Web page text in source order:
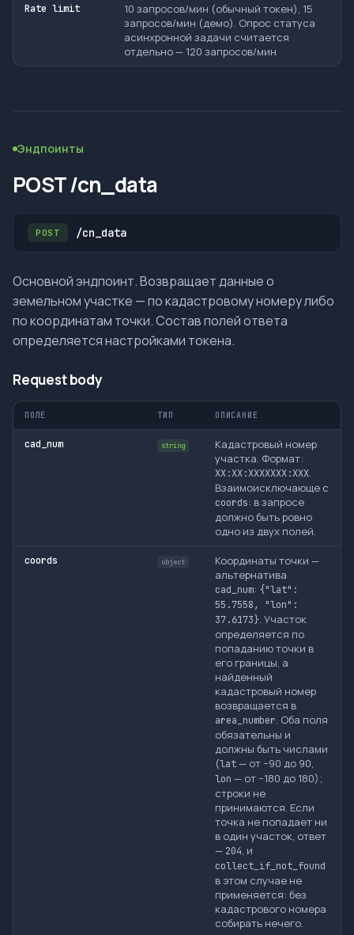
Rate limit
10 запросов/мин (обычный токен), 15
запросов/мин (демо). Опрос статуса
асинхронной задачи считается
отдельно — 120 запросов/мин
Эндпоинты
POST /cn_data
POST /cn_data
Основной эндпоинт. Возвращает данные о
земельном участке — по кадастровому номеру либо
по координатам точки. Состав полей ответа
определяется настройками токена.
Request body
ПОЛЕ ТИП ОПИСАНИЕ
cad_num string
Кадастровый номер
участка. Формат:
XX:XX:XXXXXXX:XXX.
Взаимоисключающе с
coords: в запросе
должно быть ровно
одно из двух полей.
coords object
Координаты точки —
альтернатива
cad_num: {"lat":
55.7558, "lon":
37.6173}. Участок
определяется по
попаданию точки в
его границы, а
найденный
кадастровый номер
возвращается в
area_number. Оба поля
обязательны и
должны быть числами
(lat— от −90 до 90,
lon — от −180 до 180);
строки не
принимаются. Если
точка не попадает ни
в один участок, ответ
— 204, и
collect_if_not_found
в этом случае не
применяется: без
кадастрового номера
собирать нечего.